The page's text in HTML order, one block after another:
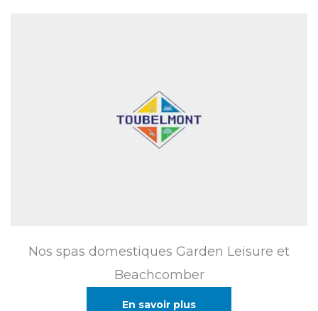
Nos spas domestiques Garden Leisure et
Beachcomber
En savoir plus